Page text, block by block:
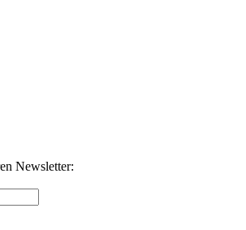
Newsletter: